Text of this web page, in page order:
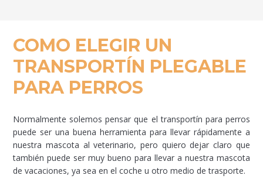
COMO ELEGIR UN
TRANSPORTÍN PLEGABLE
PARA PERROS
Normalmente solemos pensar que el transportín para perros
puede ser una buena herramienta para llevar rápidamente a
nuestra mascota al veterinario, pero quiero dejar claro que
también puede ser muy bueno para llevar a nuestra mascota
de vacaciones, ya sea en el coche u otro medio de trasporte.